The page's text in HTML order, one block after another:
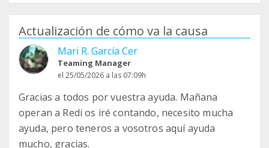
Actualización de cómo va la causa
Mari R. García Cer
Teaming Manager
el 25/05/2026 a las 07:09h
Gracias a todos por vuestra ayuda. Mañana
operan a Redi os iré contando, necesito mucha
ayuda, pero teneros a vosotros aquí ayuda
mucho, gracias.